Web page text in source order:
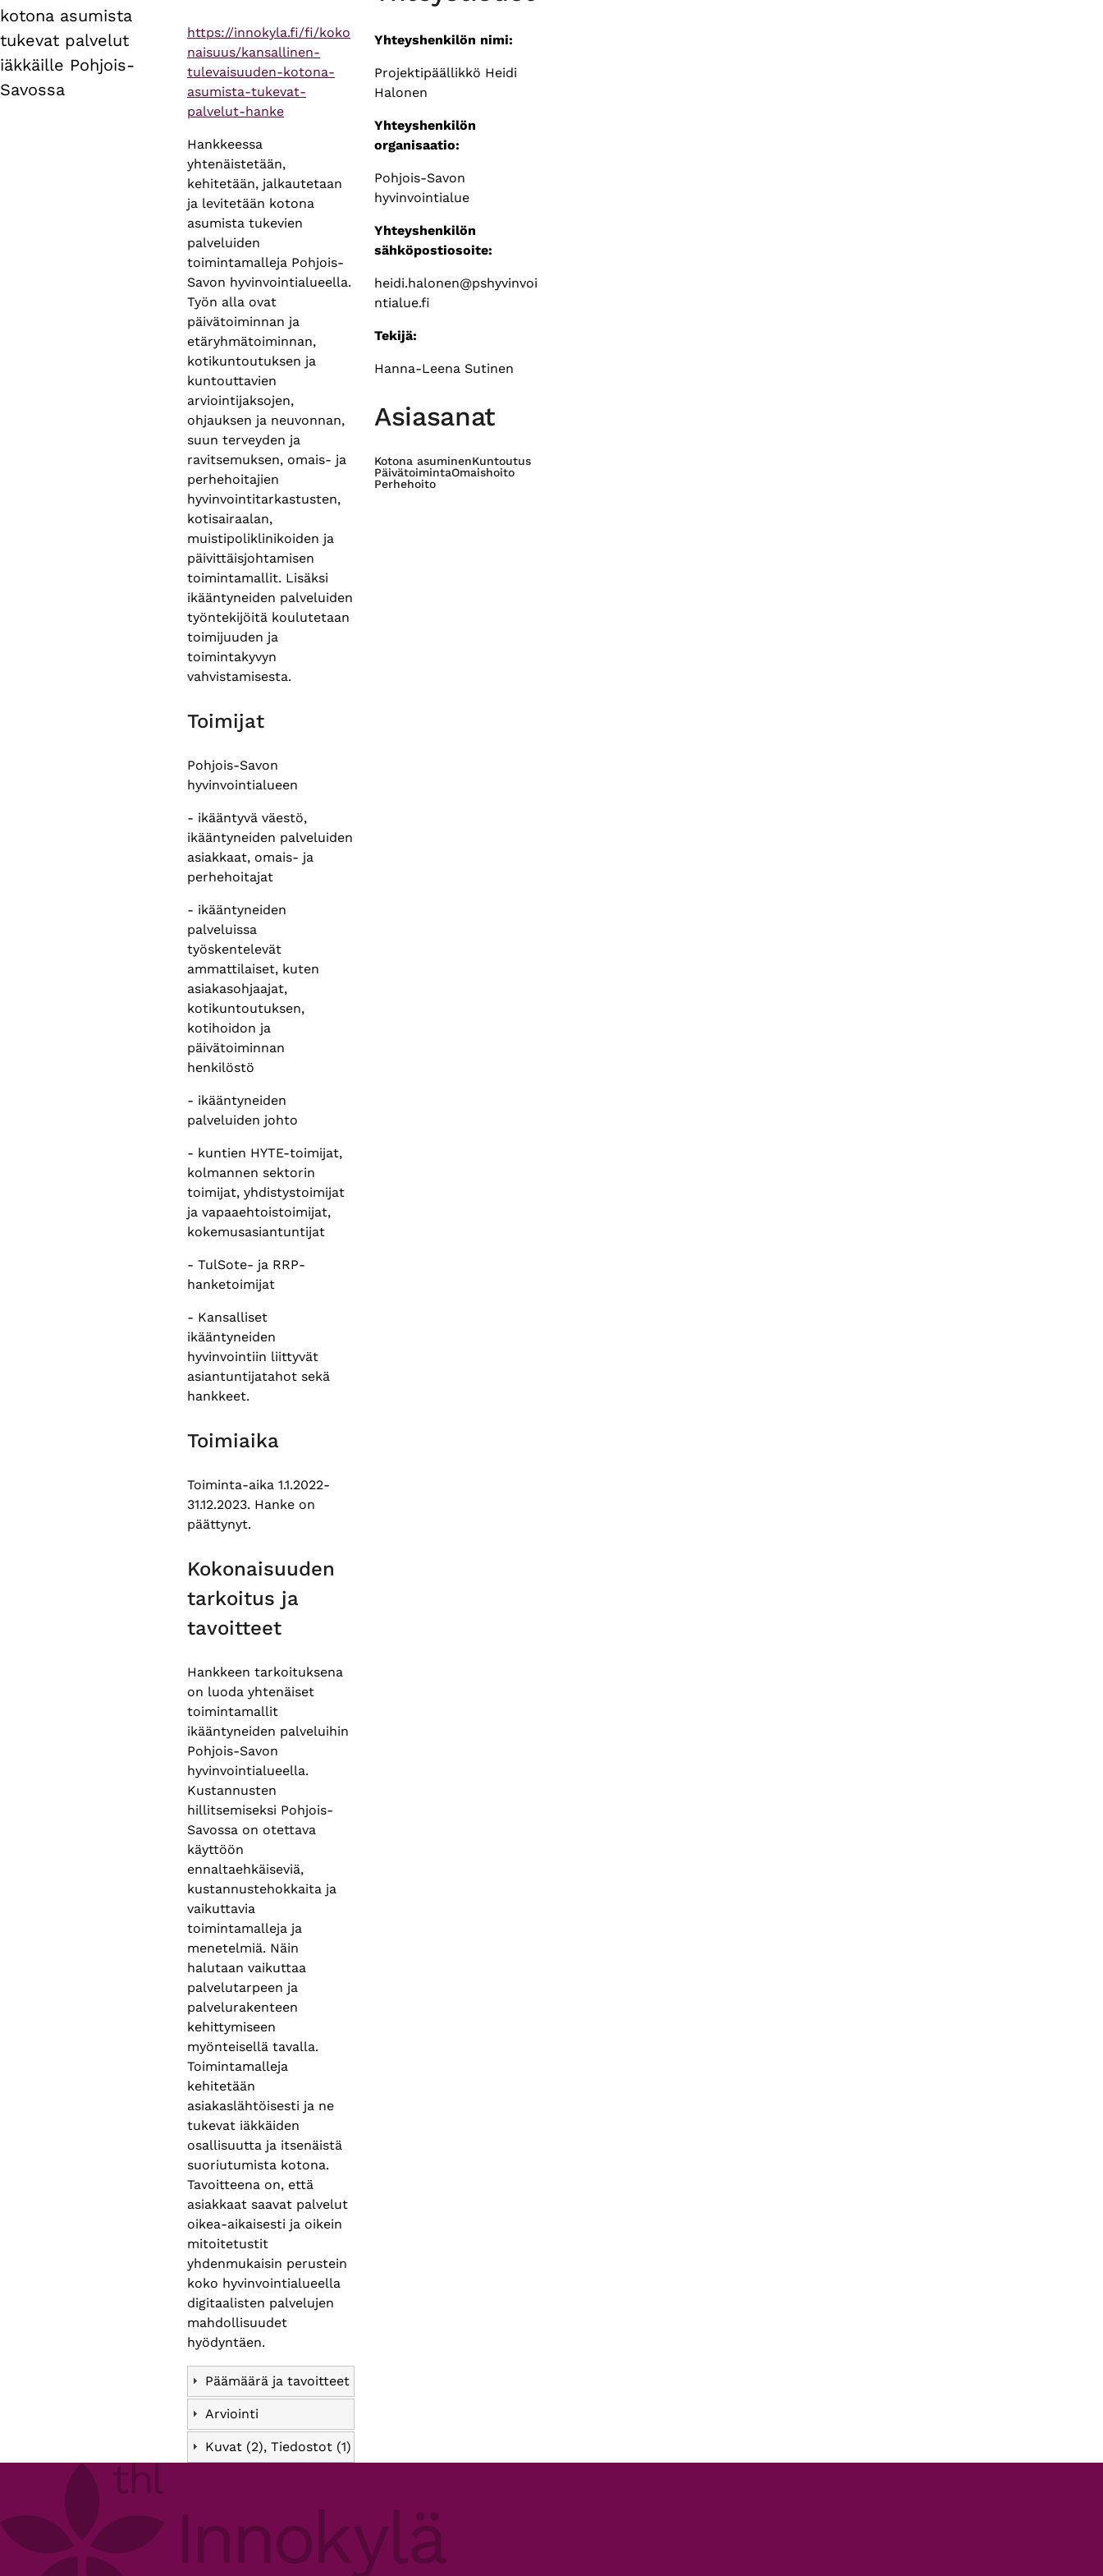
kotona asumista
tukevat palvelut
iäkkäille Pohjois-
Savossa
https://innokyla.fi/fi/koko
naisuus/kansallinen-
tulevaisuuden-kotona-
asumista-tukevat-
palvelut-hanke
Hankkeessa
yhtenäistetään,
kehitetään, jalkautetaan
ja levitetään kotona
asumista tukevien
palveluiden
toimintamalleja Pohjois-
Savon hyvinvointialueella.
Työn alla ovat
päivätoiminnan ja
etäryhmätoiminnan,
kotikuntoutuksen ja
kuntouttavien
arviointijaksojen,
ohjauksen ja neuvonnan,
suun terveyden ja
ravitsemuksen, omais- ja
perhehoitajien
hyvinvointitarkastusten,
kotisairaalan,
muistipoliklinikoiden ja
päivittäisjohtamisen
toimintamallit. Lisäksi
ikääntyneiden palveluiden
työntekijöitä koulutetaan
toimijuuden ja
toimintakyvyn
vahvistamisesta.
Toimijat
Pohjois-Savon
hyvinvointialueen
- ikääntyvä väestö,
ikääntyneiden palveluiden
asiakkaat, omais- ja
perhehoitajat
- ikääntyneiden
palveluissa
työskentelevät
ammattilaiset, kuten
asiakasohjaajat,
kotikuntoutuksen,
kotihoidon ja
päivätoiminnan
henkilöstö
- ikääntyneiden
palveluiden johto
- kuntien HYTE-toimijat,
kolmannen sektorin
toimijat, yhdistystoimijat
ja vapaaehtoistoimijat,
kokemusasiantuntijat
- TulSote- ja RRP-
hanketoimijat
- Kansalliset
ikääntyneiden
hyvinvointiin liittyvät
asiantuntijatahot sekä
hankkeet.
Toimiaika
Toiminta-aika 1.1.2022-
31.12.2023. Hanke on
päättynyt.
Kokonaisuuden
tarkoitus ja
tavoitteet
Hankkeen tarkoituksena
on luoda yhtenäiset
toimintamallit
ikääntyneiden palveluihin
Pohjois-Savon
hyvinvointialueella.
Kustannusten
hillitsemiseksi Pohjois-
Savossa on otettava
käyttöön
ennaltaehkäiseviä,
kustannustehokkaita ja
vaikuttavia
toimintamalleja ja
menetelmiä. Näin
halutaan vaikuttaa
palvelutarpeen ja
palvelurakenteen
kehittymiseen
myönteisellä tavalla.
Toimintamalleja
kehitetään
asiakaslähtöisesti ja ne
tukevat iäkkäiden
osallisuutta ja itsenäistä
suoriutumista kotona.
Tavoitteena on, että
asiakkaat saavat palvelut
oikea-aikaisesti ja oikein
mitoitetustit
yhdenmukaisin perustein
koko hyvinvointialueella
digitaalisten palvelujen
mahdollisuudet
hyödyntäen.
Päämäärä ja tavoitteet
Arviointi
Kuvat (2), Tiedostot (1)
Yhteyshenkilön nimi:
Projektipäällikkö Heidi
Halonen
Yhteyshenkilön
organisaatio:
Pohjois-Savon
hyvinvointialue
Yhteyshenkilön
sähköpostiosoite:
heidi.halonen@pshyvinvoi
ntialue.fi
Tekijä:
Hanna-Leena Sutinen
Asiasanat
Kotona asuminenKuntoutus
PäivätoimintaOmaishoito
Perhehoito